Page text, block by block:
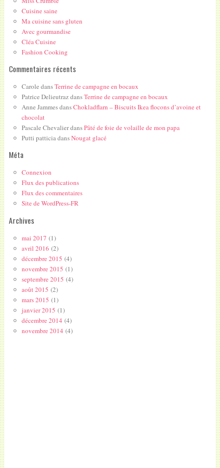
Cuisine saine
Ma cuisine sans gluten
Avec gourmandise
Cléa Cuisine
Fashion Cooking
Commentaires récents
Carole dansTerrine de campagne en bocaux
Patrice DelieutrazdansTerrine de campagne en bocaux
Anne JammesdansChokladflarn – Biscuits Ikea flocons d’avoine et
chocolat
Pascale ChevalierdansPâté de foie de volaille de mon papa
Putti patticiadansNougat glacé
Méta
Connexion
Flux des publications
Flux des commentaires
Site de WordPress-FR
Archives
mai 2017 (1)
avril 2016 (2)
décembre 2015 (4)
novembre 2015 (1)
septembre 2015 (4)
août 2015 (2)
mars 2015 (1)
janvier 2015 (1)
décembre 2014(4)
novembre 2014(4)